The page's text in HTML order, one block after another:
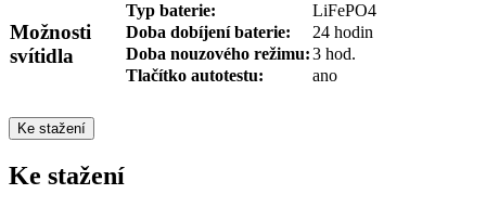
Možnosti
svítidla
Typ baterie:
LiFePO4
Doba dobíjení baterie:
24 hodin
Doba nouzového režimu:3 hod.
Tlačítko autotestu:
ano
Ke stažení
Ke stažení